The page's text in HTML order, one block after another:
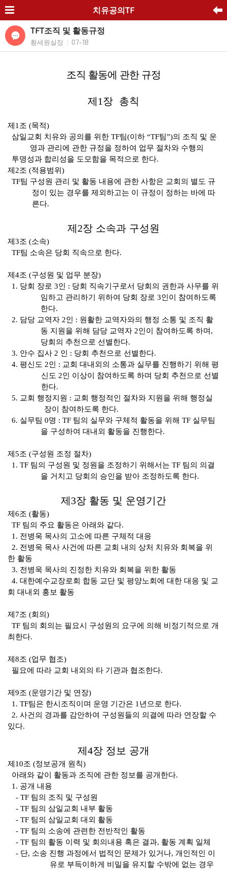
치유공의TF
TFT조직 및 활동규정
황세원실장 07-18
조직 활동에 관한 규정
제 1장 총칙
제 1 조 (목적)
삼일교회 치유와 공의를 위한 TF팀(이하 “TF팀”)의 조직 및 운
영과 관리에 관한 규정을 정하여 업무 절차와 수행의
투명성과 합리성을 도모함을 목적으로 한다.
제 2조 (적용범위 )
TF팀 구성원 관리 및 활동 내용에 관한 사항은 교회의 별도 규
정이 있는 경우를 제외하고는 이 규정이 정하는 바에 따
른다.
제 2장 소속과 구성원
제 3조 (소속)
TF팀 소속은 당회 직속으로 한다.
제 4조 (구성원 및 업무 분장)
1. 당회 장로 3인 : 당회 직속기구로서 당회의 권한과 사무를 위
임하고 관리하기 위하여 당회 장로 3인이 참여하도록
한다.
2. 담당 교역자 2인 : 원활한 교역자와의 행정 소통 및 조직 활
동 지원을 위해 담당 교역자 2인이 참여하도록 하며 ,
당회의 추천으로 선별한다.
3. 안수 집사 2 인 : 당회 추천으로 선별한다.
4. 평신도 2인 : 교회 대내외의 소통과 실무를 진행하기 위해 평
신도 2인 이상이 참여하도록 하며 당회 추천으로 선별
한다.
5. 교회 행정지원 : 교회 행정적인 절차와 지원을 위해 행정실
장이 참여하도록 한다.
6. 실무팀 0명 : TF 팀의 실무와 구체적 활동을 위해 TF 실무팀
을 구성하여 대내외 활동을 진행한다.
제 5조 (구성원 조정 절차)
1. TF 팀의 구성원 및 정원을 조정하기 위해서는 TF 팀의 의결
을 거치고 당회의 승인을 받아 조정하도록 한다.
제 3장 활동 및 운영기간
제 6조 (활동)
TF 팀의 주요 활동은 아래와 같다.
1. 전병욱 목사의 고소에 따른 구체적 대응
2. 전병욱 목사 사건에 따른 교회 내의 상처 치유와 회복을 위
한 활동
3. 전병욱 목사의 진정한 치유와 회복을 위한 활동
4. 대한예수교장로회 합동 교단 및 평양노회에 대한 대응 및 교
회 대내외 홍보 활동
제 7조 (회의 )
TF 팀의 회의는 필요시 구성원의 요구에 의해 비정기적으로 개
최한다.
제 8조 (업무 협조)
필요에 따라 교회 내외의 타 기관과 협조한다.
제 9조 (운영기간 및 연장)
1. TF팀은 한시조직이며 운영 기간은 1 년으로 한다.
2. 사건의 경과를 감안하여 구성원들의 의결에 따라 연장할 수
있다.
제 4장 정보 공개
제 10조 (정보공개 원칙)
아래와 같이 활동과 조직에 관한 정보를 공개한다.
1. 공개 내용
- TF 팀의 조직 및 구성원
- TF 팀의 삼일교회 내부 활동
- TF 팀의 삼일교회 대외 활동
- TF 팀의 소송에 관련한 전반적인 활동
- TF 팀의 활동 이력 및 회의내용 혹은 결과, 활동 계획 일체
- 단, 소송 진행 과정에서 법적인 문제가 있거나, 개인적인 이
유로 부득이하게 비밀을 유지할 수밖에 없는 경우